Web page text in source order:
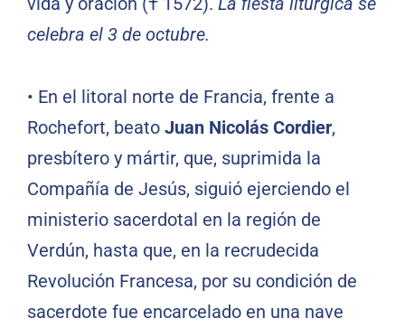
celebra el 3 de octubre.
• En el litoral norte de Francia, frente a
Rochefort, beato Juan Nicolás Cordier,
presbítero y mártir, que, suprimida la
Compañía de Jesús, siguió ejerciendo el
ministerio sacerdotal en la región de
Verdún, hasta que, en la recrudecida
Revolución Francesa, por su condición de
sacerdote fue encarcelado en una nave